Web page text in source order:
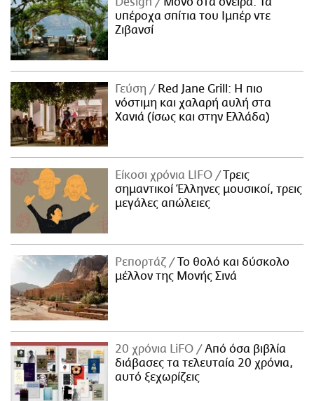
υπέροχα σπίτια του Ιμπέρ ντε
Ζιβανσί
Γεύση
Red Jane Grill: Η πιο
νόστιμη και χαλαρή αυλή στα
Χανιά (ίσως και στην Ελλάδα)
Είκοσι χρόνια LIFO
Tρεις
σημαντικοί Έλληνες μουσικοί, τρεις
μεγάλες απώλειες
Ρεπορτάζ
Το θολό και δύσκολο
μέλλον της Μονής Σινά
20 χρόνια LiFO
Από όσα βιβλία
διάβασες τα τελευταία 20 χρόνια,
αυτό ξεχωρίζεις